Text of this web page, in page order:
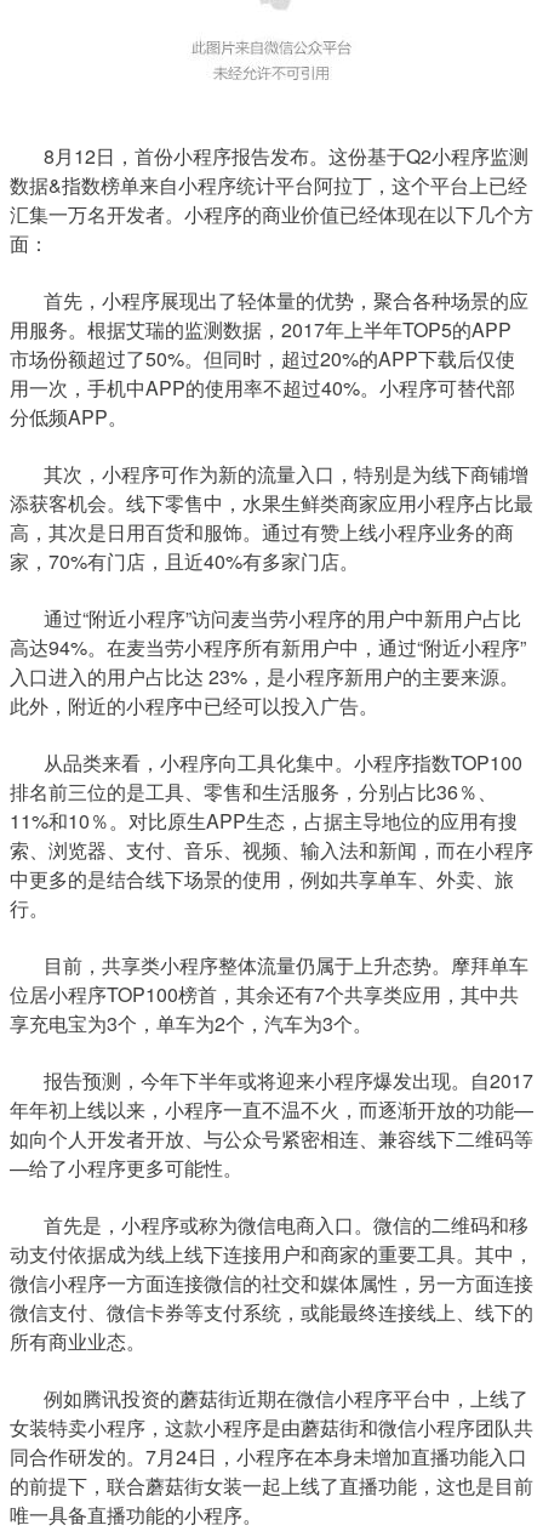
8月12日，首份小程序报告发布。这份基于Q2小程序监测
数据&指数榜单来自小程序统计平台阿拉丁，这个平台上已经
汇集一万名开发者。小程序的商业价值已经体现在以下几个方
面：
首先，小程序展现出了轻体量的优势，聚合各种场景的应
用服务。根据艾瑞的监测数据，2017年上半年TOP5的APP
市场份额超过了50%。但同时，超过20%的APP下载后仅使
用一次，手机中APP的使用率不超过40%。小程序可替代部
分低频APP。
其次，小程序可作为新的流量入口，特别是为线下商铺增
添获客机会。线下零售中，水果生鲜类商家应用小程序占比最
高，其次是日用百货和服饰。通过有赞上线小程序业务的商
家，70%有门店，且近40%有多家门店。
通过“附近小程序”访问麦当劳小程序的用户中新用户占比
高达94%。在麦当劳小程序所有新用户中，通过“附近小程序”
入口进入的用户占比达 23%，是小程序新用户的主要来源。
此外，附近的小程序中已经可以投入广告。
从品类来看，小程序向工具化集中。小程序指数TOP100
排名前三位的是工具、零售和生活服务，分别占比36％、
11%和10％。对比原生APP生态，占据主导地位的应用有搜
索、浏览器、支付、音乐、视频、输入法和新闻，而在小程序
中更多的是结合线下场景的使用，例如共享单车、外卖、旅
行。
目前，共享类小程序整体流量仍属于上升态势。摩拜单车
位居小程序TOP100榜首，其余还有7个共享类应用，其中共
享充电宝为3个，单车为2个，汽车为3个。
报告预测，今年下半年或将迎来小程序爆发出现。自2017
年年初上线以来，小程序一直不温不火，而逐渐开放的功能—
如向个人开发者开放、与公众号紧密相连、兼容线下二维码等
—给了小程序更多可能性。
首先是，小程序或称为微信电商入口。微信的二维码和移
动支付依据成为线上线下连接用户和商家的重要工具。其中，
微信小程序一方面连接微信的社交和媒体属性，另一方面连接
微信支付、微信卡券等支付系统，或能最终连接线上、线下的
所有商业业态。
例如腾讯投资的蘑菇街近期在微信小程序平台中，上线了
女装特卖小程序，这款小程序是由蘑菇街和微信小程序团队共
同合作研发的。7月24日，小程序在本身未增加直播功能入口
的前提下，联合蘑菇街女装一起上线了直播功能，这也是目前
唯一具备直播功能的小程序。